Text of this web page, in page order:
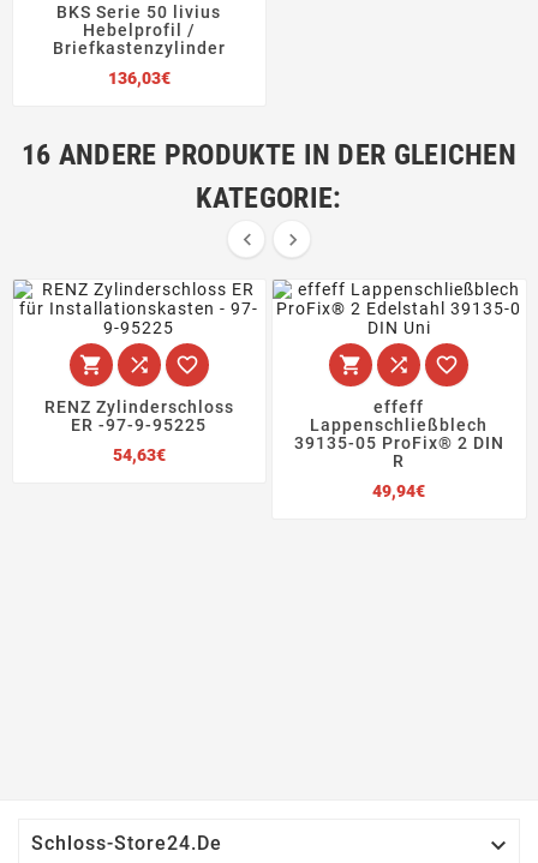
BKS Serie 50 livius
Hebelprofil /
Briefkastenzylinder
136,03€Preis
16 ANDERE PRODUKTE IN DER GLEICHEN
KATEGORIE:
 
  
RENZ Zylinderschloss
ER -97-9-95225
54,63€Preis
  
effeff
Lappenschließblech
39135-05 ProFix® 2 DIN
R
49,94€Preis
Schloss-Store24.de 